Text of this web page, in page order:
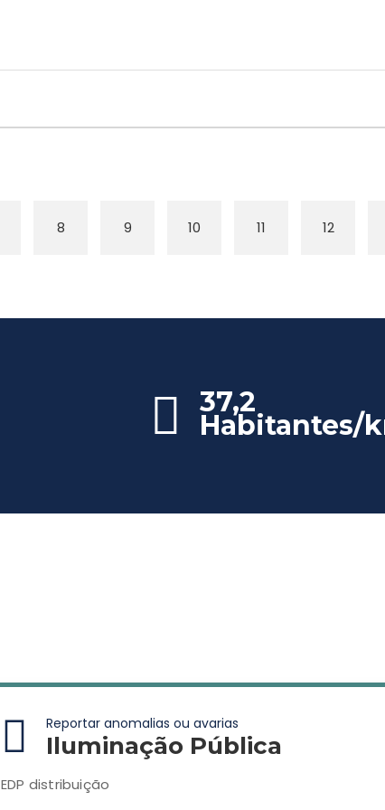
8 9 10 11 12
37,2
Habitantes/
Reportar anomalias ou avarias
Iluminação Pública
EDP distribuição